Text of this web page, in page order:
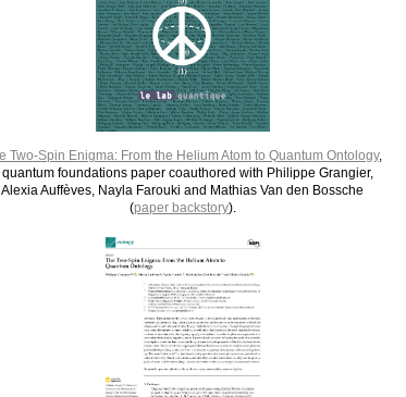
Two-Spin Enigma: From the Helium Atom to Quantum Ontology,
quantum foundations paper coauthored with Philippe Grangier,
Alexia Auffèves, Nayla Farouki and Mathias Van den Bossche
(paper backstory).